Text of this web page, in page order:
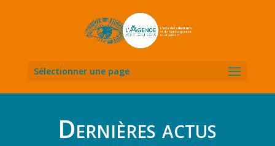
Sélectionner une page
Dernières actus